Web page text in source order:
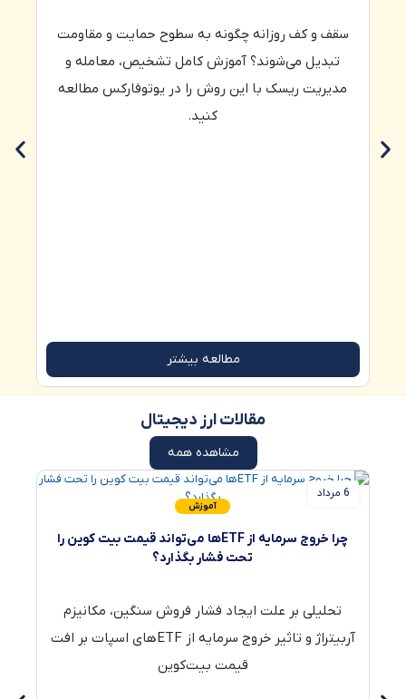
سقف و کف روزانه چگونه به سطوح حمایت و مقاومت
تبدیل می‌شوند؟ آموزش کامل تشخیص، معامله و
مدیریت ریسک با این روش را در یوتوفارکس مطالعه
کنید.
مطالعه بیشتر
مقالات ارز دیجیتال
مشاهده همه
6 مرداد
آموزش
چرا خروج سرمایه از ETFها می‌تواند قیمت بیت‌ کوین را
تحت فشار بگذارد؟
تحلیلی بر علت ایجاد فشار فروش سنگین، مکانیزم
آربیتراژ و تاثیر خروج سرمایه از ETFهای اسپات بر افت
قیمت بیت‌کوین